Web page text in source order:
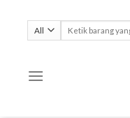
content
Search